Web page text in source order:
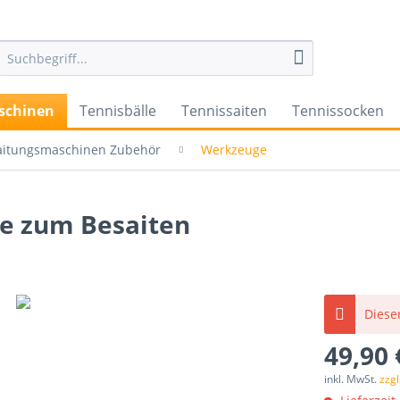
Tennisbälle Tennissaiten Tennissocken
Zubehör Werkzeuge
zum Besaiten
49,90
inkl. MwSt.